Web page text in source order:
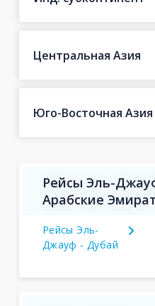
Центральная Азия
Юго-Восточная Азия
Рейсы Эль-
Арабские
Рейсы Эль-
Джауф - Дубай